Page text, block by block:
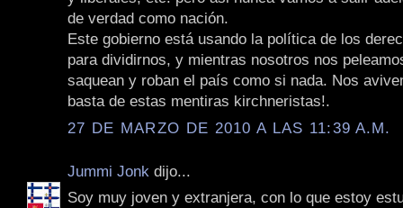
de verdad como nación.
Este gobierno está usando la política de los
para dividirnos, y mientras nosotros nos
saquean y roban el país como si nada. Nos
basta de estas mentiras kirchneristas!.
27 DE MARZO DE 2010 A LAS 11:39 A.M.
Jummi Jonk dijo...
Soy muy joven y extranjera, con lo que estoy